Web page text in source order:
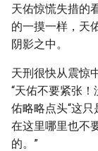
天佑惊慌失措的
的一摸一样，天
阴影之中。
天刑很快从震惊
“天佑不要紧张
佑略略点头“这
在这里哪里也不
的。”